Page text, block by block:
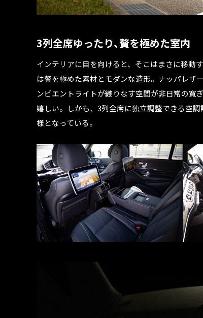
3列全席ゆったり、贅を極めた室内
インテリアに目を向けると、そこはまさに移動
は贅を極めた素材とモダンな造形。ナッパレザ
ンビエントライトが織りなす空間が非日常の寛
嬉しい。しかも、3列全席に独立調整できる空
様となっている。